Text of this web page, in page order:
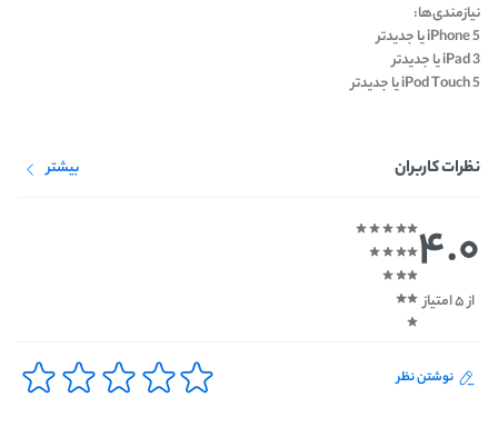
نیازمندی‌ها:
iPhone 5 یا جدیدتر
iPad 3 یا جدیدتر
iPod Touch 5 یا جدیدتر
نظرات کاربران بیشتر
4.0
از 5 امتیاز
نوشتن نظر